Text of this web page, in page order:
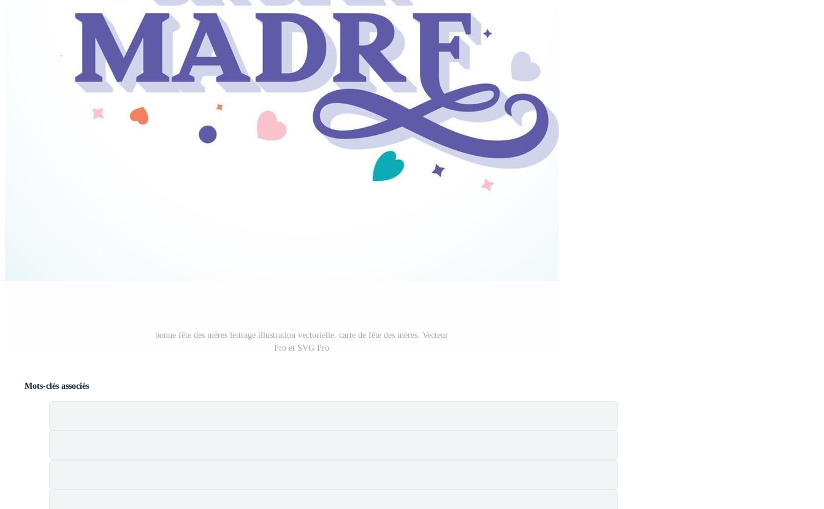
bonne fête des mères lettrage illustration vectorielle. carte de fête des mères. Vecteur
Pro et SVG Pro
Mots-clés associés